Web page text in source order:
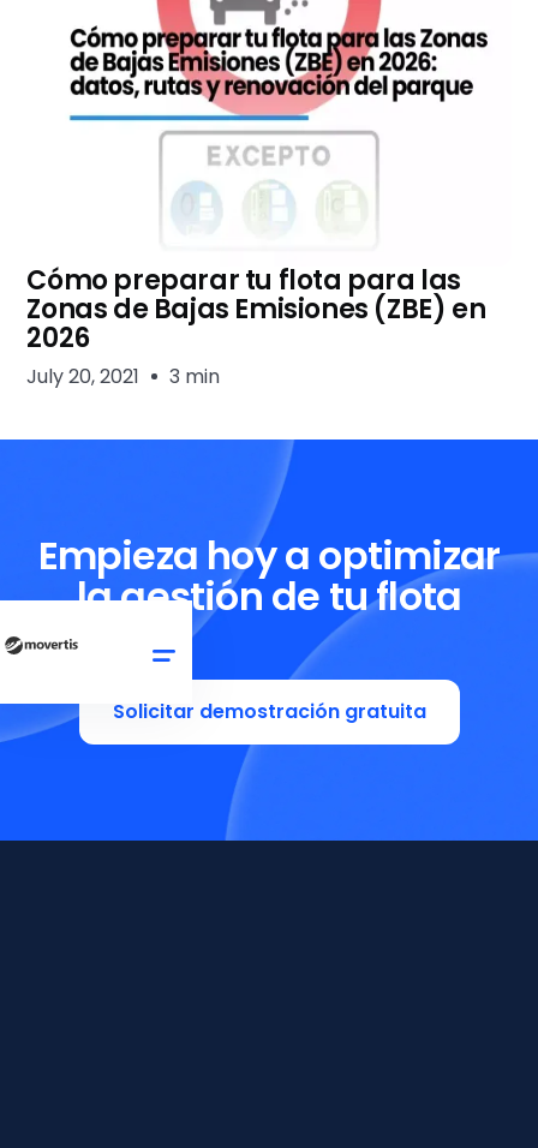
Cómo preparar tu flota para las
Zonas de Bajas Emisiones (ZBE) en
2026
July 20, 2021 3 min
Empieza hoy a optimizar
la gestión de tu flota
Solicitar demostración gratuita